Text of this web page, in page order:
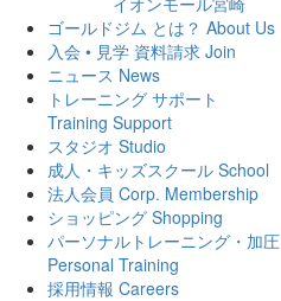
ゴールドジム とは？ About Us
入会 • 見学 資料請求 Join
ニュース News
トレーニング サポート
Training Support
スタジオ Studio
成人・キッズスクール School
法人会員 Corp. Membership
ショッピング Shopping
パーソナルトレーニング・加圧
Personal Training
採用情報 Careers